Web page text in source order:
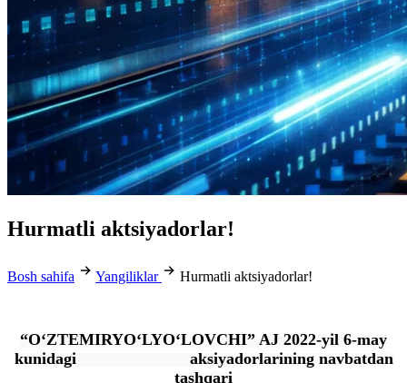
Hurmatli aktsiyadorlar!
Bosh sahifa Yangiliklar Hurmatli aktsiyadorlar!
“O‘ZTEMIRYO‘LYO‘LOVCHI” AJ 2022-yil 6-may
kunidagi aksiyadorlarining navbatdan
tashqari